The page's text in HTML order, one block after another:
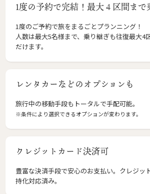
1度の予約で完結！最大４区間ま
1度のご予約で旅をまるごとプランニング！
人数は最大5名様まで、乗り継ぎも往復最大4
だけます。
レンタカーなどのオプションも
旅行中の移動手段もトータルで手配可能。
※条件により選択できるオプションが変わります。
クレジットカード決済可
豊富な決済手段で安心のお支払い。クレジッ
持化対応済み。